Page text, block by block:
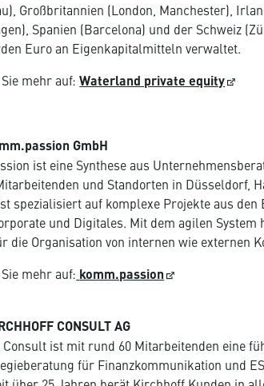
Großbritannien (London, Manchester),
Spanien (Barcelona) und der Schweiz
Euro an Eigenkapitalmitteln verwaltet.
mehr auf:Waterland private equity
GmbH
ist eine Synthese aus
und Standorten in Düsseldorf,
spezialisiert auf komplexe Projekte aus den
und Digitales. Mit dem agilen System
die Organisation von internen wie externen
mehr auf: komm.passion
CONSULT AG
ist mit rund 60 Mitarbeitenden eine
für Finanzkommunikation und